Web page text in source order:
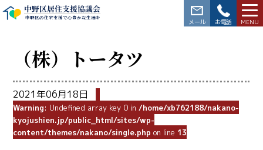
中野区居住支援協議会
中野区の住宅支援で心豊かな生活を
（株）トータツ
2021年06月18日
Warning: Undefined array key 0 in /home/xb762188/nakano-
kyojushien.jp/public_html/sites/wp-
content/themes/nakano/single.php on line 13